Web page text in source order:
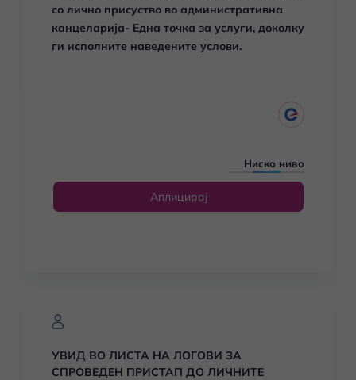
со лично присуство во административна
канцеларија- Една точка за услуги, доколку
ги исполните наведените услови.
Ниско ниво
Аплицирај
УВИД ВО ЛИСТА НА ЛОГОВИ ЗА
СПРОВЕДЕН ПРИСТАП ДО ЛИЧНИТЕ